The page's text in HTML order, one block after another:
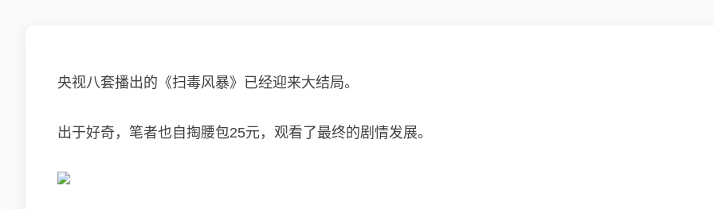
央视八套播出的《扫毒风暴》已经迎来大结局。
出于好奇，笔者也自掏腰包25元，观看了最终的剧情发展。